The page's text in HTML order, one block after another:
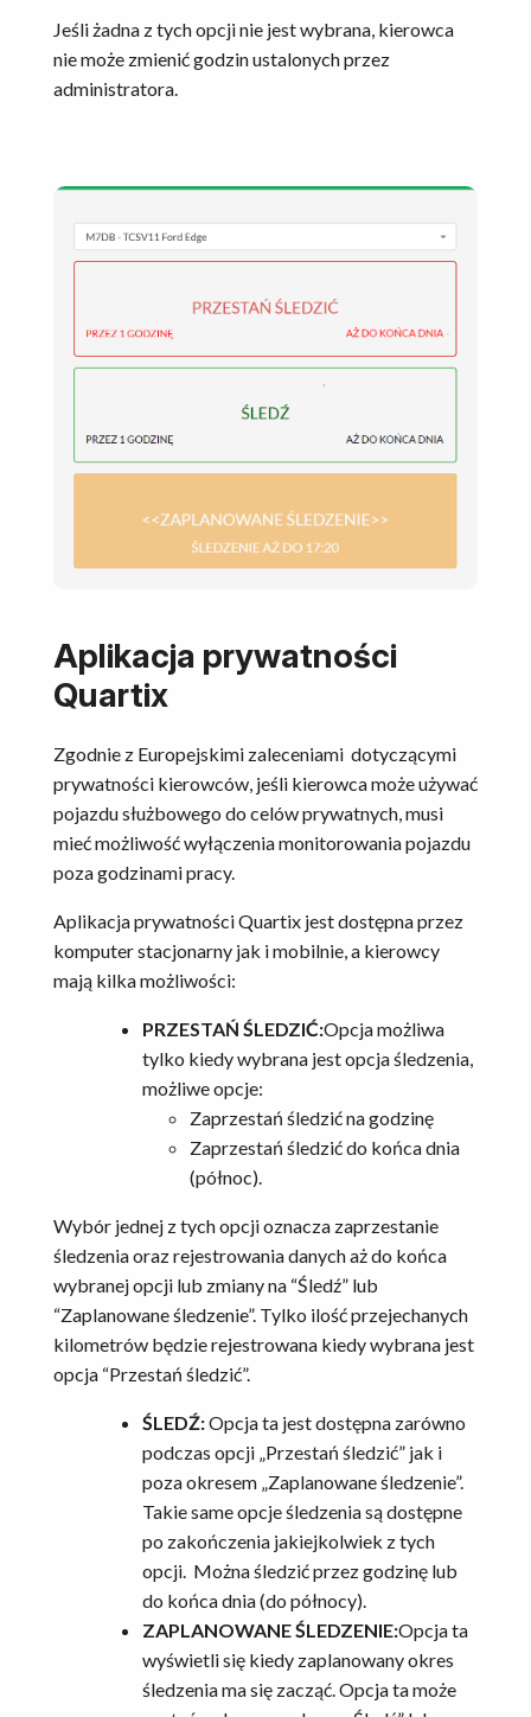
Jeśli żadna z tych opcji nie jest wybrana, kierowca
nie może zmienić godzin ustalonych przez
administratora.
Aplikacja prywatności
Quartix
Zgodnie z Europejskimi zaleceniami dotyczącymi
prywatności kierowców, jeśli kierowca może używać
pojazdu służbowego do celów prywatnych, musi
mieć możliwość wyłączenia monitorowania pojazdu
poza godzinami pracy.
Aplikacja prywatności Quartix jest dostępna przez
komputer stacjonarny jak i mobilnie, a kierowcy
mają kilka możliwości:
PRZESTAŃ ŚLEDZIĆ:Opcja możliwa
tylko kiedy wybrana jest opcja śledzenia,
możliwe opcje:
Zaprzestań śledzić na godzinę
Zaprzestań śledzić do końca dnia
(północ).
Wybór jednej z tych opcji oznacza zaprzestanie
śledzenia oraz rejestrowania danych aż do końca
wybranej opcji lub zmiany na “Śledź” lub
“Zaplanowane śledzenie”. Tylko ilość przejechanych
kilometrów będzie rejestrowana kiedy wybrana jest
opcja “Przestań śledzić”.
ŚLEDŹ:Opcja ta jest dostępna zarówno
podczas opcji „Przestań śledzić” jak i
poza okresem „Zaplanowane śledzenie”.
Takie same opcje śledzenia są dostępne
po zakończenia jakiejkolwiek z tych
opcji. Można śledzić przez godzinę lub
do końca dnia (do północy).
ZAPLANOWANE ŚLEDZENIE:Opcja ta
wyświetli się kiedy zaplanowany okres
śledzenia ma się zacząć. Opcja ta może